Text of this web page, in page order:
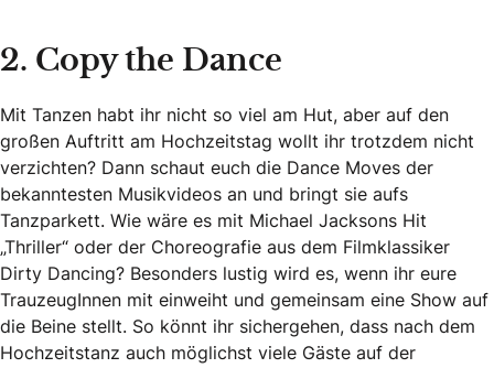
2. Copy the Dance
Mit Tanzen habt ihr nicht so viel am Hut, aber auf den
großen Auftritt am Hochzeitstag wollt ihr trotzdem nicht
verzichten? Dann schaut euch die Dance Moves der
bekanntesten Musikvideos an und bringt sie aufs
Tanzparkett. Wie wäre es mit Michael Jacksons Hit
„Thriller“ oder der Choreografie aus dem Filmklassiker
Dirty Dancing? Besonders lustig wird es, wenn ihr eure
TrauzeugInnen mit einweiht und gemeinsam eine Show auf
die Beine stellt. So könnt ihr sichergehen, dass nach dem
Hochzeitstanz auch möglichst viele Gäste auf der